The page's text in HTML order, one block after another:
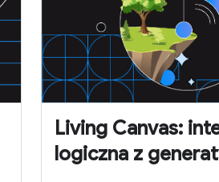
Living Canvas:
logiczna z